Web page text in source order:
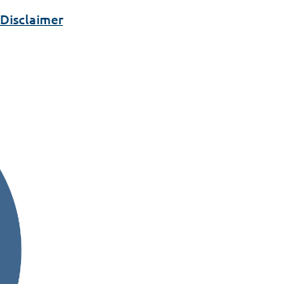
Disclaimer